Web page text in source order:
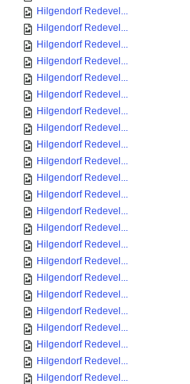
Hilgendorf Redevel...
Hilgendorf Redevel...
Hilgendorf Redevel...
Hilgendorf Redevel...
Hilgendorf Redevel...
Hilgendorf Redevel...
Hilgendorf Redevel...
Hilgendorf Redevel...
Hilgendorf Redevel...
Hilgendorf Redevel...
Hilgendorf Redevel...
Hilgendorf Redevel...
Hilgendorf Redevel...
Hilgendorf Redevel...
Hilgendorf Redevel...
Hilgendorf Redevel...
Hilgendorf Redevel...
Hilgendorf Redevel...
Hilgendorf Redevel...
Hilgendorf Redevel...
Hilgendorf Redevel...
Hilgendorf Redevel...
Hilgendorf Redevel...